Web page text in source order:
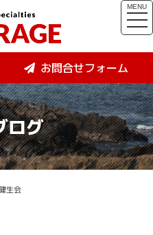
お問合せフォーム
MENU
ログ
生会